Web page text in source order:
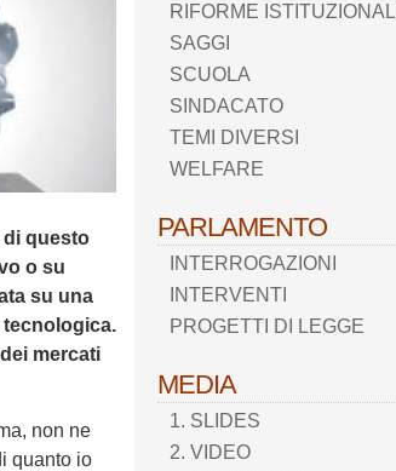
di questo
o su
su una
tecnologica.
mercati
non ne
quanto io
RIFORME ISTITUZIONALI
SAGGI
SCUOLA
SINDACATO
TEMI DIVERSI
WELFARE
PARLAMENTO
INTERROGAZIONI
INTERVENTI
PROGETTI DI LEGGE
MEDIA
1. SLIDES
2. VIDEO